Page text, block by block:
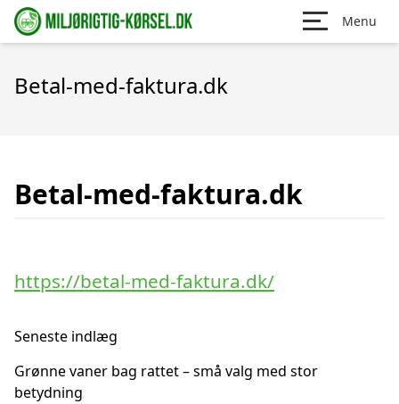
Menu
Betal-med-faktura.dk
Betal-med-faktura.dk
https://betal-med-faktura.dk/
Seneste indlæg
Grønne vaner bag rattet – små valg med stor
betydning